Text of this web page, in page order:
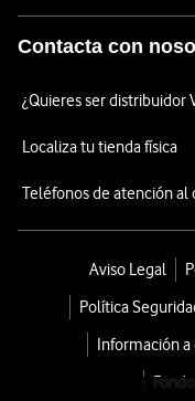
Contacta con
¿Quieres ser distribuidor
Localiza tu tienda física
Teléfonos de atención al
Aviso Legal
Política
Información